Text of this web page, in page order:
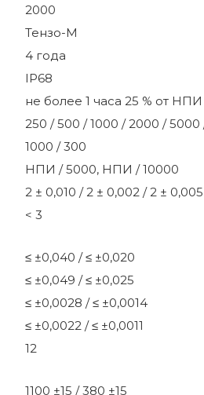
2000
Тензо-М
4 года
IP68
не более 1 часа 25 % от НПИ
250 / 500 / 1000 / 2000 /
1000 / 300
НПИ / 5000, НПИ / 10000
2 ± 0,010 / 2 ± 0,002 / 2 ± 0,005
< 3
≤ ±0,040 / ≤ ±0,020
≤ ±0,049 / ≤ ±0,025
≤ ±0,0028 / ≤ ±0,0014
≤ ±0,0022 / ≤ ±0,0011
12
1100 ±15 / 380 ±15